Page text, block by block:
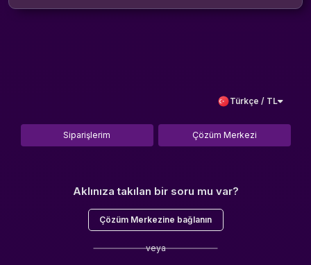
Türkçe / TL
Siparişlerim Çözüm Merkezi
Aklınıza takılan bir soru mu var?
Çözüm Merkezine bağlanın
veya